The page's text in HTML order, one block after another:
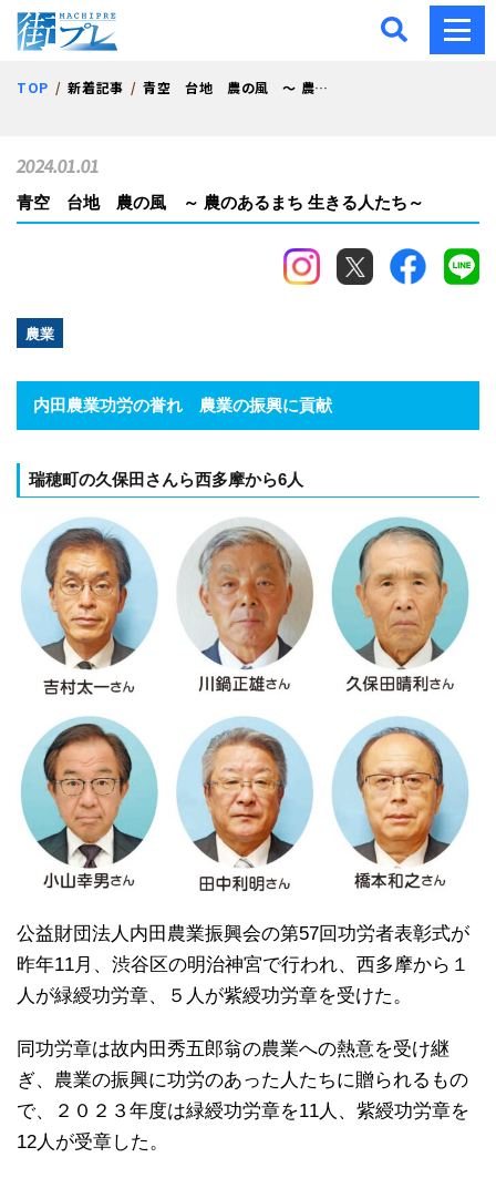
街プレ -東京・西多摩の
TOP 新着記事 青空 台地 農の風 ～ 農のあるまち 生きる人たち～
青空 台地 農の風 ～ 農のあるまち 生きる人たち～
農業
2024.01.01
内田農業功労の誉れ 農業の振興に貢献
瑞穂町の久保田さんら西多摩から6人
公益財団法人内田農業振興会の第57回功労者表彰式が
昨年11月、渋谷区の明治神宮で行われ、西多摩から１
人が緑綬功労章、５人が紫綬功労章を受けた。
同功労章は故内田秀五郎翁の農業への熱意を受け継
ぎ、農業の振興に功労のあった人たちに贈られるもの
で、２０２３年度は緑綬功労章を11人、紫綬功労章を
12人が受章した。